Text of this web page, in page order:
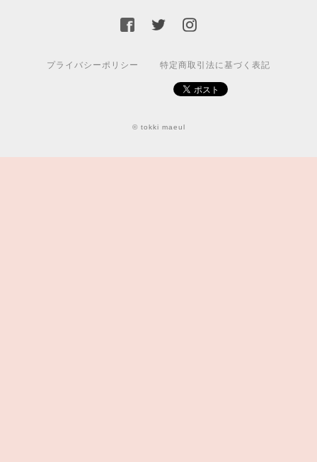
プライバシーポリシー 特定商取引法に基づく表記
© tokki maeul